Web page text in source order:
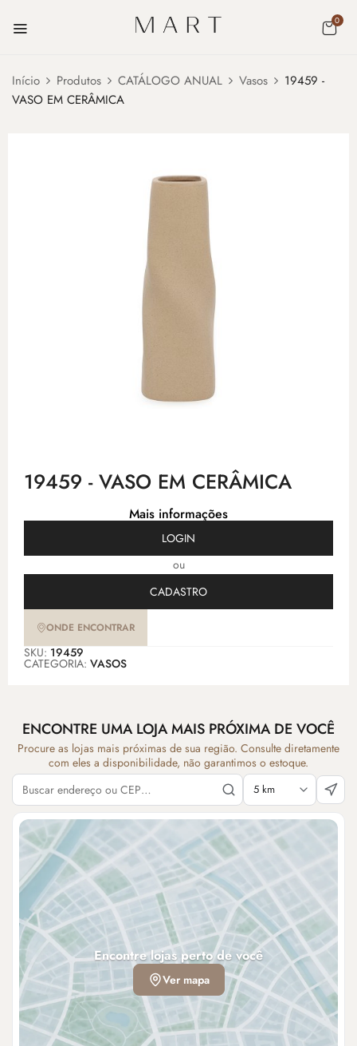
0
Início Produtos CATÁLOGO ANUAL Vasos
19459 -
VASO EM CERÂMICA
19459 - VASO EM CERÂMICA
Mais informações
LOGIN
ou
CADASTRO
ONDE ENCONTRAR
SKU: 19459
CATEGORIA: VASOS
ENCONTRE UMA LOJA MAIS PRÓXIMA DE VOCÊ
Procure as lojas mais próximas de sua região. Consulte diretamente
com eles a disponibilidade, não garantimos o estoque.
Encontre lojas perto de você
Ver mapa